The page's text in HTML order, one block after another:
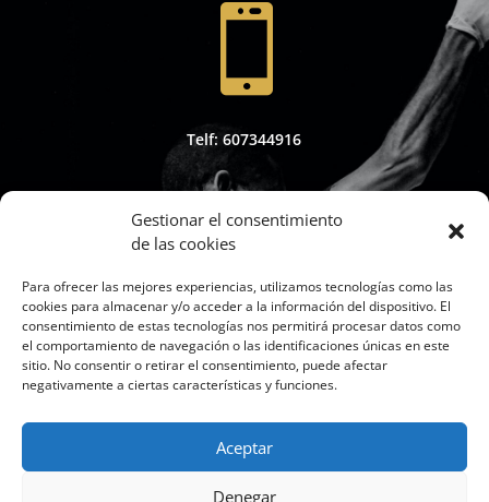
Gestionar el consentimiento
de las cookies
Para ofrecer las mejores experiencias, utilizamos tecnologías como las
cookies para almacenar y/o acceder a la información del dispositivo. El
consentimiento de estas tecnologías nos permitirá procesar datos como
el comportamiento de navegación o las identificaciones únicas en este
sitio. No consentir o retirar el consentimiento, puede afectar
negativamente a ciertas características y funciones.
Aceptar
Denegar

Telf: 607344916

Whapsap: 607344916